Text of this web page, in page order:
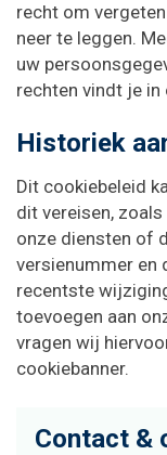
recht om
neer te leggen.
uw
rechten vindt je in
Historiek
Dit cookiebeleid
dit vereisen,
onze diensten of
versienummer en
recentste
toevoegen aan
vragen wij
cookiebanner.
Contact &